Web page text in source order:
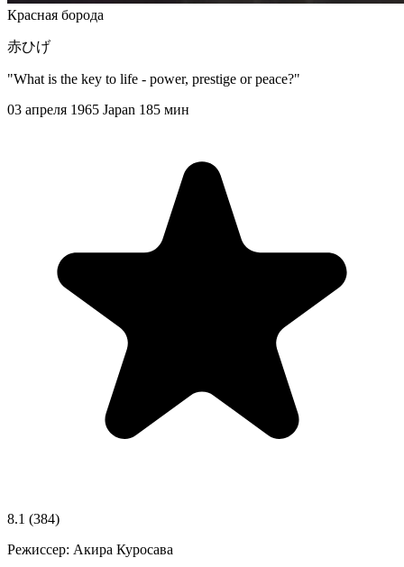
Красная борода
赤ひげ
"What is the key to life - power, prestige or peace?"
03 апреля 1965 Japan 185 мин
8.1 (384)
Режиссер: Акира Куросава